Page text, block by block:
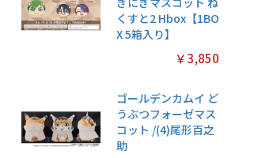
くすと2 Hbox【1BO
X 5箱入り】
￥3,850
ゴールデンカムイ ど
うぶつフォーゼマス
コット /(4)尾形百之
助